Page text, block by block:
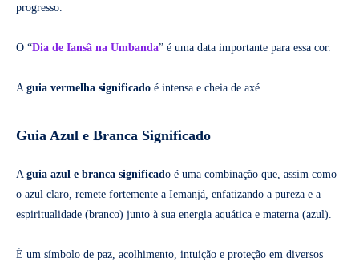
progresso.
O “Dia de Iansã na Umbanda” é uma data importante para essa cor.
A guia vermelha significado é intensa e cheia de axé.
Guia Azul e Branca Significado
A guia azul e branca significado é uma combinação que, assim como
o azul claro, remete fortemente a Iemanjá, enfatizando a pureza e a
espiritualidade (branco) junto à sua energia aquática e materna (azul).
É um símbolo de paz, acolhimento, intuição e proteção em diversos